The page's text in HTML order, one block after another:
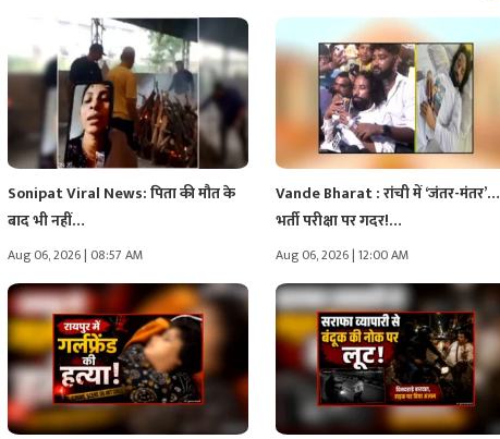
Sonipat Viral News: पिता की मौत के
बाद भी नहीं…
Aug 06, 2026 | 08:57 AM
Vande Bharat : रांची में ‘जंतर-मंतर’…
भर्ती परीक्षा पर गदर!…
Aug 06, 2026 | 12:00 AM